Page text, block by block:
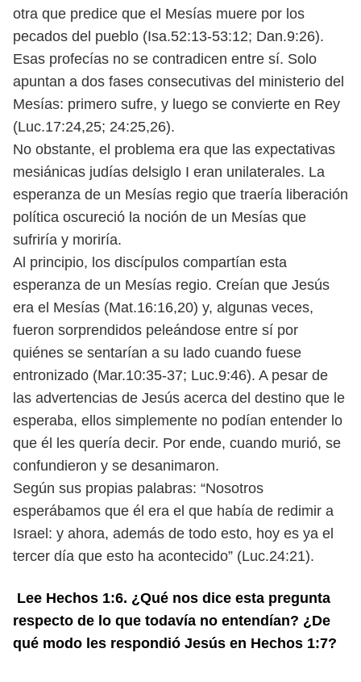
otra que predice que el Mesías muere por los
pecados del pueblo (Isa.52:13-53:12; Dan.9:26).
Esas profecías no se contradicen entre sí. Solo
apuntan a dos fases consecutivas del ministerio del
Mesías: primero sufre, y luego se convierte en Rey
(Luc.17:24,25; 24:25,26).
No obstante, el problema era que las expectativas
mesiánicas judías delsiglo I eran unilaterales. La
esperanza de un Mesías regio que traería liberación
política oscureció la noción de un Mesías que
sufriría y moriría.
Al principio, los discípulos compartían esta
esperanza de un Mesías regio. Creían que Jesús
era el Mesías (Mat.16:16,20) y, algunas veces,
fueron sorprendidos peleándose entre sí por
quiénes se sentarían a su lado cuando fuese
entronizado (Mar.10:35-37; Luc.9:46). A pesar de
las advertencias de Jesús acerca del destino que le
esperaba, ellos simplemente no podían entender lo
que él les quería decir. Por ende, cuando murió, se
confundieron y se desanimaron.
Según sus propias palabras: “Nosotros
esperábamos que él era el que había de redimir a
Israel: y ahora, además de todo esto, hoy es ya el
tercer día que esto ha acontecido” (Luc.24:21).
Lee Hechos 1:6. ¿Qué nos dice esta pregunta
respecto de lo que todavía no entendían? ¿De
qué modo les respondió Jesús en Hechos 1:7?